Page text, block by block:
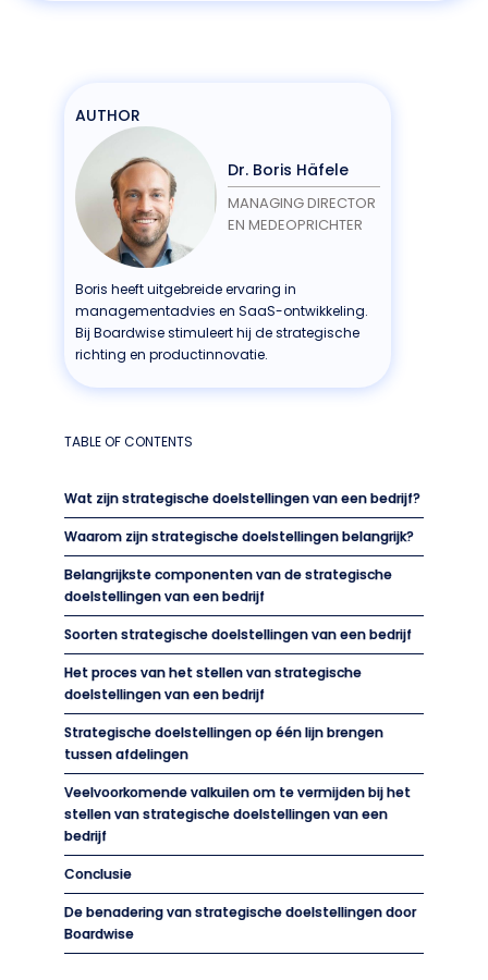
AUTHOR
Dr. Boris Häfele
MANAGING DIRECTOR
EN MEDEOPRICHTER
Boris heeft uitgebreide ervaring in
managementadvies en SaaS-ontwikkeling.
Bij Boardwise stimuleert hij de strategische
richting en productinnovatie.
TABLE OF CONTENTS
Wat zijn strategische doelstellingen van een bedrijf?
Waarom zijn strategische doelstellingen belangrijk?
Belangrijkste componenten van de strategische
doelstellingen van een bedrijf
Soorten strategische doelstellingen van een bedrijf
Het proces van het stellen van strategische
doelstellingen van een bedrijf
Strategische doelstellingen op één lijn brengen
tussen afdelingen
Veelvoorkomende valkuilen om te vermijden bij het
stellen van strategische doelstellingen van een
bedrijf
Conclusie
De benadering van strategische doelstellingen door
Boardwise